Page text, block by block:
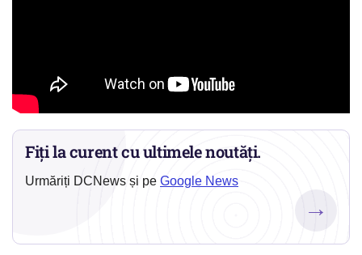
Fiți la curent cu ultimele noutăți.
Urmăriți DCNews și pe Google News
→